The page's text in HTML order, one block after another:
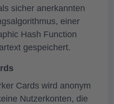
sicher anerkannten
einer
Hash Function
gespeichert.
Cards wird anonym
Nutzerkonten, die